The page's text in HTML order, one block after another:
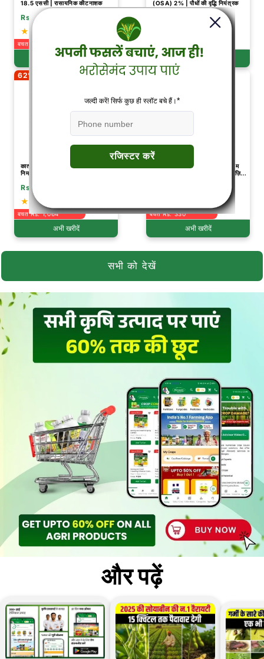
18.5 एससी | रासायनिक कीटनाशक
Rs.440
बचत Rs. 710
अभी खरीदें
(OSA) 2% | पौधों की वृद्धि नियंत्रक
बचत Rs. 370
अभी खरीदें
62% छूट
कात्यायनी लहसुन कंद विकास कॉम्बो - बल्ब
निर्माण
Rs.648
बचत Rs. 1,064
अभी खरीदें
39% छूट
कात्यायनी ट्रिपल अटैक | वर्टिसिलियम
लेकानी + ब्यूवेरिया बैसियाना + मेटारिज़ियम
(187)
बचत Rs. 330
अभी खरीदें
सभी को देखें
और पढ़ें